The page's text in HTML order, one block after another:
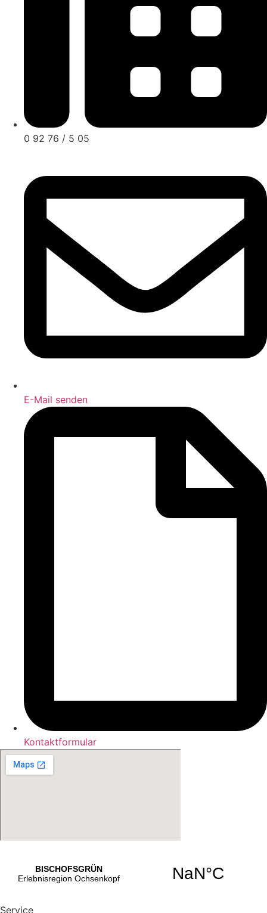
0 92 76 / 5 05
E-Mail senden
Kontaktformular
Service